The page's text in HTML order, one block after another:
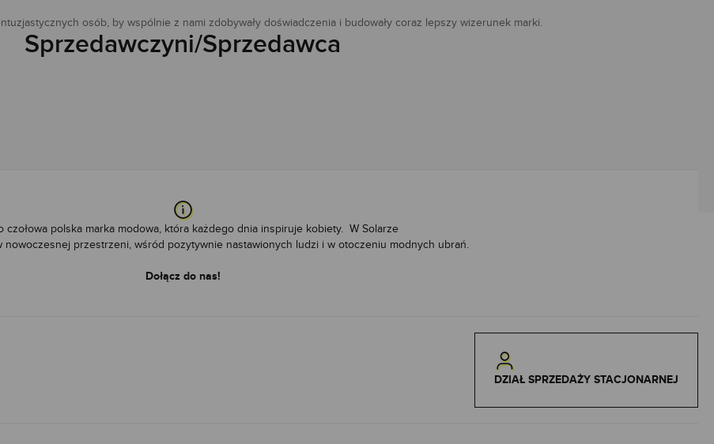
osób, by wspólnie z nami zdobywały doświadczenia i budowały coraz lepszy wizerunek marki.
Sprzedawczyni/Sprzedawca
czołowa polska marka modowa, która każdego dnia inspiruje kobiety. W Solarze
nowoczesnej przestrzeni, wśród pozytywnie nastawionych ludzi i w otoczeniu modnych ubrań.
Dołącz do nas!
DZIAŁ SPRZEDAŻY STACJONARNEJ